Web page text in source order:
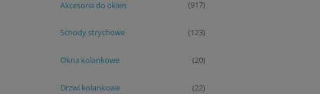
Akcesoria do okien (917)
Schody strychowe (123)
Okna kolankowe (20)
Drzwi kolankowe (22)